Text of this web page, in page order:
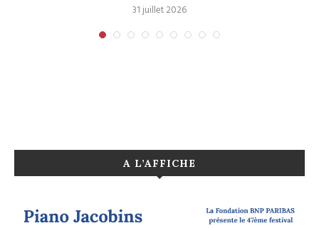
31 juillet 2026
A L’AFFICHE